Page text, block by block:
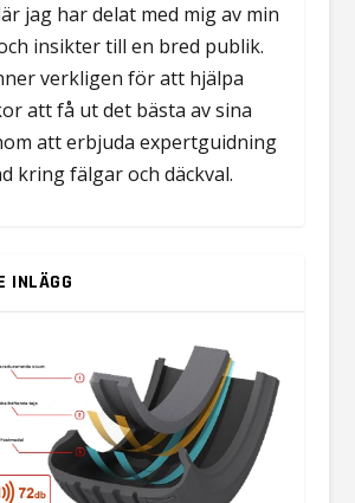
jag har delat med mig av min
insikter till en bred publik.
verkligen för att hjälpa
att få ut det bästa av sina
att erbjuda expertguidning
kring fälgar och däckval.
INLÄGG